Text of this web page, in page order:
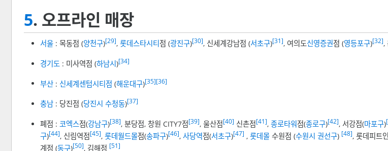
5. 오프라인 매장
서울 : 목동점 (양천구)[29], 롯데스타시티점 (광진구)[30], 신세계강남점 (서초구)[31], 여의도신영증권점 (영등포구)[32],
경기도 : 미사역점 (하남시)[34]
부산 : 신세계센텀시티점 (해운대구)[35][36]
충남 : 당진점 (당진시 수청동)[37]
폐점 : 코엑스점(강남구)[38], 분당점, 창원 CITY7점[39], 울산점[40] 신촌점[41], 종로타워점(종로구)[42], 서강점(마포구)
구)[44], 신림역점[45], 롯데월드몰점(송파구)[46], 사당역점(서초구)[47] , 롯데몰 수원점 (수원시 권선구) [48], 롯데피트
계점 (동구)[50], 김해점 [51]